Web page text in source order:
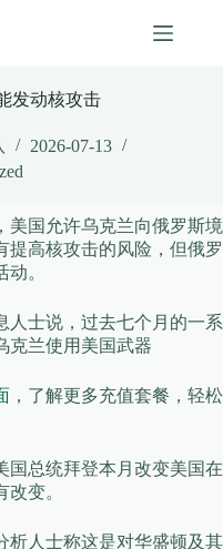
发动核攻击
2026-07-13
美国允许乌克兰向俄罗斯境
提高核攻击的风险，但俄罗
。
人士说，过去七个月的一系
克兰使用美国武器
，了解更多充值套餐，轻松
国总统拜登本月改变美国在
变。
析人士称这是对华盛顿及其